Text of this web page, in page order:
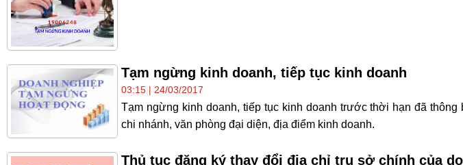
Tạm ngừng kinh doanh, tiếp tục kinh doanh
03:15 | 24/03/2017
Tạm ngừng kinh doanh, tiếp tục kinh doanh trước thời hạn đã thông
chi nhánh, văn phòng đại diện, địa điểm kinh doanh.
Thủ tục đăng ký thay đổi địa chỉ trụ sở chính của